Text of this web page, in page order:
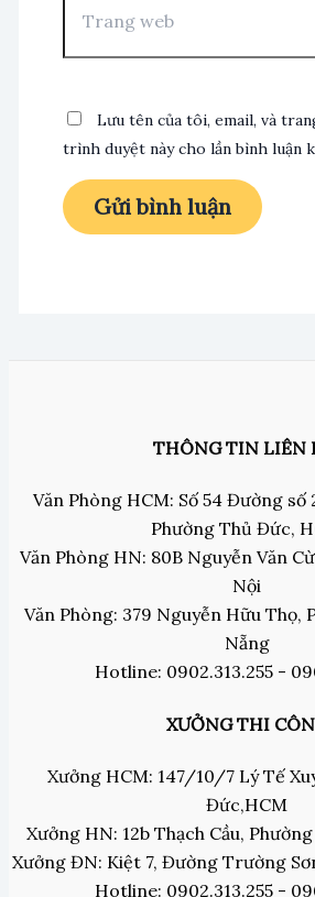
Lưu tên của tôi, email, và
trình duyệt này cho lần bình luận
THÔNG TIN LIÊN
Văn Phòng HCM: Số 54 Đường số
Phường Thủ Đức,
Văn Phòng HN: 80B Nguyễn Văn
Nội
Văn Phòng: 379 Nguyễn Hữu Thọ,
Nẵng
Hotline: 0902.313.255 -
XƯỞNG THI
Xưởng HCM: 147/10/7 Lý Tế
Đức,HCM
Xưởng HN: 12b Thạch Cầu,
Xưởng ĐN: Kiệt 7, Đường Trường
Hotline: 0902.313.255 -